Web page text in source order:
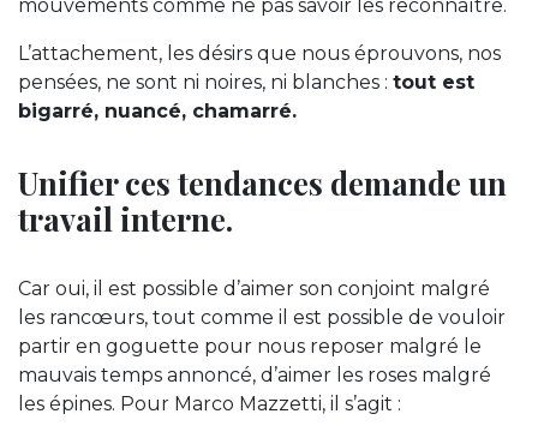
mouvements comme ne pas savoir les reconnaître.
L’attachement, les désirs que nous éprouvons, nos
pensées, ne sont ni noires, ni blanches : tout est
bigarré, nuancé, chamarré.
Unifier ces tendances demande un
travail interne.
Car oui, il est possible d’aimer son conjoint malgré
les rancœurs, tout comme il est possible de vouloir
partir en goguette pour nous reposer malgré le
mauvais temps annoncé, d’aimer les roses malgré
les épines. Pour Marco Mazzetti, il s’agit :